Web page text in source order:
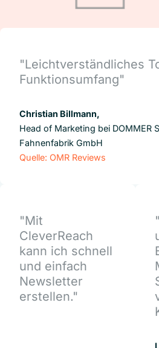
"Leichtverständliches
Funktionsumfang"
Christian Billmann,
Head of Marketing bei DOMMER
Fahnenfabrik GmbH
Quelle: OMR Reviews
"Mit
CleverReach
kann ich schnell
und einfach
Newsletter
erstellen."